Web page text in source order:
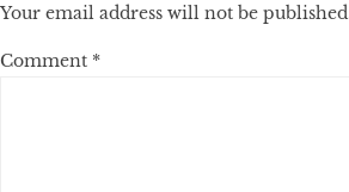
Your email address will not be
Comment *